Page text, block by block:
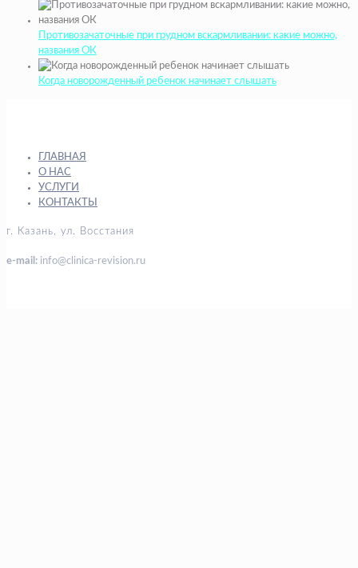
Противозачаточные при грудном вскармливании: какие можно,
названия ОК
Когда новорожденный ребенок начинает слышать
ГЛАВНАЯ
О НАС
УСЛУГИ
КОНТАКТЫ
г. Казань, ул. Восстания
e-mail: info@clinica-revision.ru